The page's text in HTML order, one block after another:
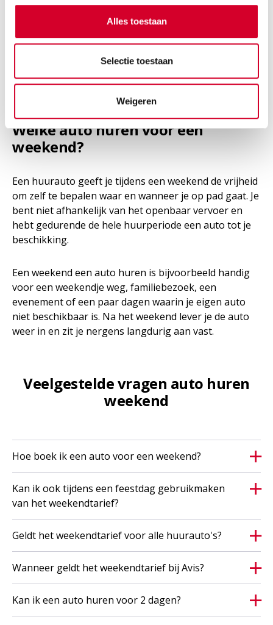
Alles toestaan
Selectie toestaan
Weigeren
De weekendtarieven zijn niet geldig rond
Andere beperkingen kunnen van toepassing zijn
De algemene voorwaarden van Avis zijn van
toepassing
Welke auto huren voor een
weekend?
Een huurauto geeft je tijdens een weekend de vrijheid
om zelf te bepalen waar en wanneer je op pad gaat. Je
bent niet afhankelijk van het openbaar vervoer en
hebt gedurende de hele huurperiode een auto tot je
beschikking.
Een weekend een auto huren is bijvoorbeeld handig
voor een weekendje weg, familiebezoek, een
evenement of een paar dagen waarin je eigen auto
niet beschikbaar is. Na het weekend lever je de auto
weer in en zit je nergens langdurig aan vast.
Veelgestelde vragen auto huren
weekend
Hoe boek ik een auto voor een weekend?
Kan ik ook tijdens een feestdag gebruikmaken
van het weekendtarief?
Geldt het weekendtarief voor alle huurauto's?
Wanneer geldt het weekendtarief bij Avis?
Kan ik een auto huren voor 2 dagen?